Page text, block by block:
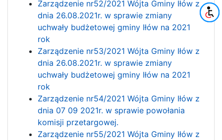
Zarządzenie nr52/2021 Wójta Gminy Iłów z
dnia 26.08.2021r. w sprawie zmiany
uchwały budżetowej gminy Iłów na 2021
rok
Zarządzenie nr53/2021 Wójta Gminy Iłów z
dnia 26.08.2021r. w sprawie zmiany
uchwały budżetowej gminy Iłów na 2021
rok
Zarządzenie nr54/2021 Wójta Gminy Iłów z
dnia 07 09 2021r. w sprawie powołania
komisji przetargowej.
Zarządzenie nr55/2021 Wójta Gminy Iłów z